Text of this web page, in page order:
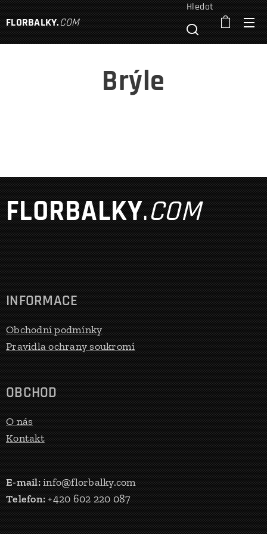
FLORBALKY.COM
Hledat
Brýle
FLORBALKY.COM
INFORMACE
Obchodní podmínky
Pravidla ochrany soukromí
OBCHOD
O nás
Kontakt
E-mail:info@florbalky.com
Telefon:+420 602 220 087